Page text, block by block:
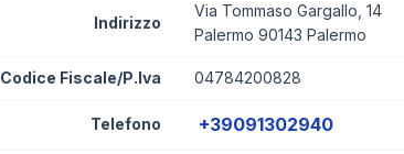
Indirizzo
Via Tommaso Gargallo, 14
Palermo 90143 Palermo
Codice Fiscale/P.Iva 04784200828
Telefono +39091302940